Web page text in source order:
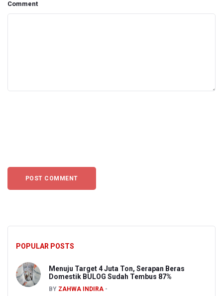
Comment
POPULAR POSTS
Menuju Target 4 Juta Ton, Serapan Beras
Domestik BULOG Sudah Tembus 87%
BY ZAHWA INDIRA